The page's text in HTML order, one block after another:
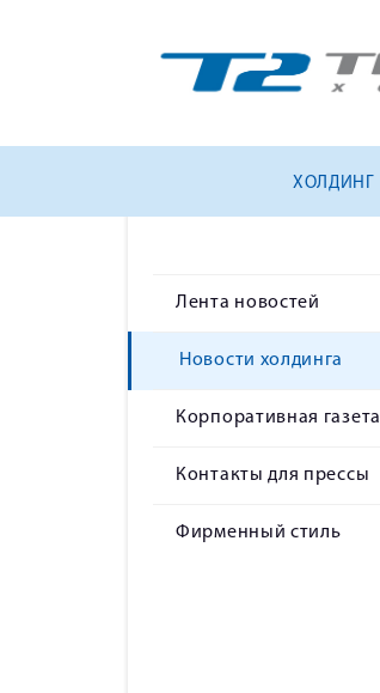
ХОЛДИНГ
Лента новостей
Новости холдинга
Корпоративная газета
Контакты для прессы
Фирменный стиль